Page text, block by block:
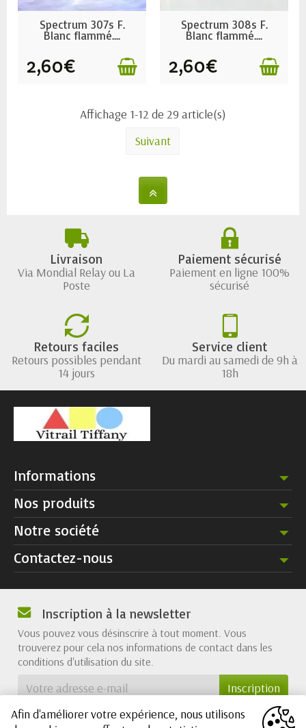
EN STOCK
Spectrum 307s F.
Blanc flammé....
2,60€
EN STOCK
Spectrum 308s F.
Blanc flammé....
2,60€
Affichage 1-12 de 29 article(s)
Suivant
Livraison
Via Mondial Relay ou La
Poste
Paiement sécurisé
Paiement en ligne 100%
sécurisé
Retours faciles
Retours possibles pendant
14 jours
Service client
Du mardi au samedi de 9h à
18h
Informations
Nos produits
Notre société
Contactez-nous
Afin d'améliorer votre expérience, nous utilisons
Inscription à la newsletter
Vous pouvez vous désinscrire à tout moment. Vous
trouverez pour cela nos informations de contact dans les
conditions d'utilisation du site.